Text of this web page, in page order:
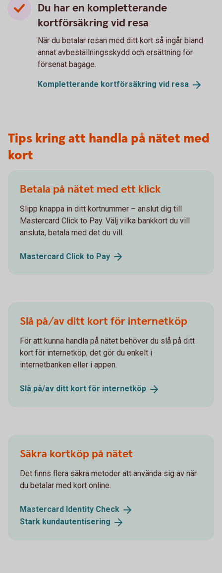
Du har en kompletterande
kortförsäkring vid resa
När du betalar resan med ditt kort så ingår bland
annat avbeställningsskydd och ersättning för
försenat bagage.
Kompletterande kortförsäkring vid resa
Tips kring att handla på nätet med
kort
Betala på nätet med ett klick
Slipp knappa in ditt kortnummer – anslut dig till
Mastercard Click to Pay. Välj vilka bankkort du vill
ansluta, betala med det du vill.
Mastercard Click to Pay
Slå på/av ditt kort för internetköp
För att kunna handla på nätet behöver du slå på ditt
kort för internetköp, det gör du enkelt i
internetbanken eller i appen.
Slå på/av ditt kort för internetköp
Säkra kortköp på nätet
Det finns flera säkra metoder att använda sig av när
du betalar med kort online.
Mastercard Identity Check
Stark kundautentisering